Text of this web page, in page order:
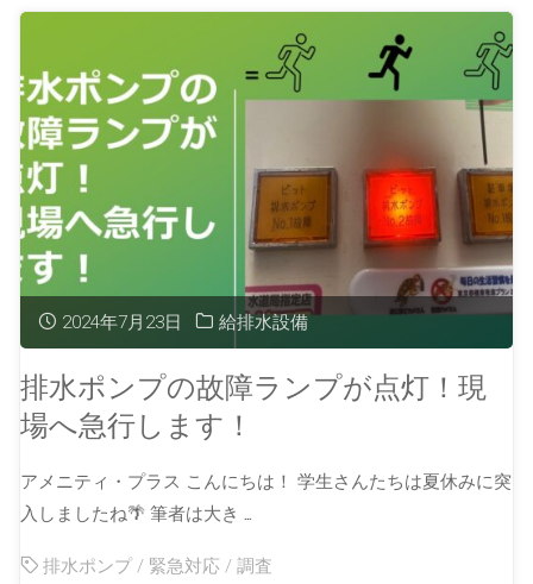
2024年7月23日 給排水設備
排水ポンプの故障ランプが点灯！現
場へ急行します！
アメニティ・プラス こんにちは！ 学生さんたちは夏休みに突
入しましたね🌴 筆者は大き …
排水ポンプ / 緊急対応 /調査